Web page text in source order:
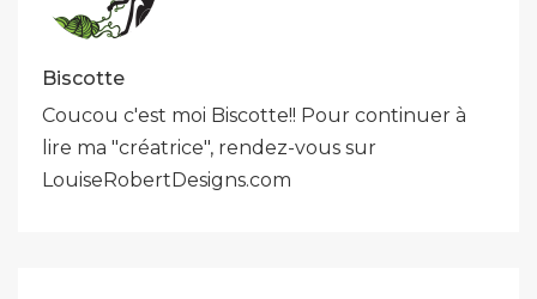
Biscotte
Coucou c'est moi Biscotte!! Pour continuer à
lire ma "créatrice", rendez-vous sur
LouiseRobertDesigns.com